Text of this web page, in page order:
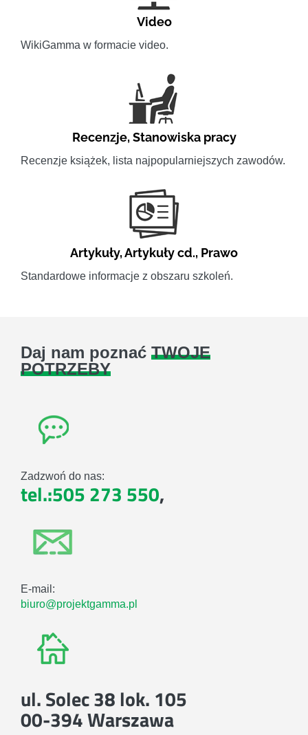
Video
WikiGamma w formacie video.
Recenzje,Stanowiska pracy
Recenzje książek, lista najpopularniejszych zawodów.
Artykuły,Artykuły cd., Prawo
Standardowe informacje z obszaru szkoleń.
Daj nam poznać TWOJE
POTRZEBY
Zadzwoń do nas:
tel.:505 273 550,
E-mail:
biuro@projektgamma.pl
ul. Solec 38 lok. 105
00-394 Warszawa